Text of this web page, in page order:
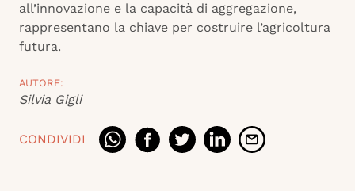
all’innovazione e la capacità di aggregazione,
rappresentano la chiave per costruire l’agricoltura
futura.
AUTORE:
Silvia Gigli
CONDIVIDI